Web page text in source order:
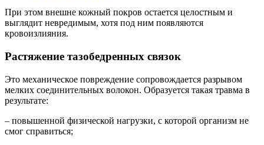
При этом внешне кожный покров остается целостным и
выглядит невредимым, хотя под ним появляются
кровоизлияния.
Растяжение тазобедренных связок
Это механическое повреждение сопровождается разрывом
мелких соединительных волокон. Образуется такая травма в
результате:
– повышенной физической нагрузки, с которой организм не
смог справиться;